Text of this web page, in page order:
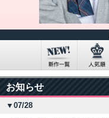
お知らせ
▼07/28